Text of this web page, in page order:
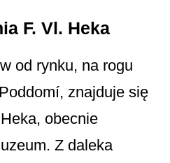
F. Vl. Heka
od rynku, na rogu
znajduje się
obecnie
Z daleka